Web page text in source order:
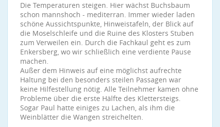
Die Temperaturen steigen. Hier wächst Buchsbaum
schon mannshoch - mediterran. Immer wieder laden
schöne Aussichtspunkte, Hinweistafeln, der Blick auf
die Moselschleife und die Ruine des Klosters Stuben
zum Verweilen ein. Durch die Fachkaul geht es zum
Enkersberg, wo wir schließlich eine verdiente Pause
machen.
Außer dem Hinweis auf eine möglichst aufrechte
Haltung bei den besonders steilen Passagen war
keine Hilfestellung nötig. Alle Teilnehmer kamen ohne
Probleme über die erste Hälfte des Klettersteigs.
Sogar Paul hatte einiges zu Lachen, als ihm die
Weinblätter die Wangen streichelten.